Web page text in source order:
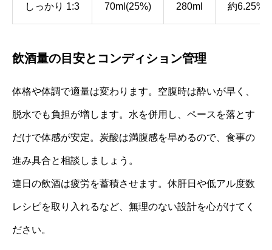
しっかり 1:3 70ml(25%) 280ml 約6.25%
飲酒量の目安とコンディション管理
体格や体調で適量は変わります。空腹時は酔いが早く、
脱水でも負担が増します。水を併用し、ペースを落とす
だけで体感が安定。炭酸は満腹感を早めるので、食事の
進み具合と相談しましょう。
連日の飲酒は疲労を蓄積させます。休肝日や低アル度数
レシピを取り入れるなど、無理のない設計を心がけてく
ださい。